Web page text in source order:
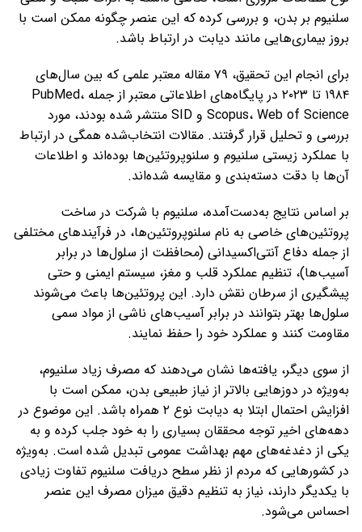
سلنیوم بر بدن، و بررسی کرده که این عنصر چگونه ممکن است با
بروز بیماری‌هایی مانند دیابت در ارتباط باشد.
برای انجام این تحقیق، ۷۹ مقاله معتبر علمی که بین سال‌های
۱۹۸۴ تا ۲۰۲۳ در پایگاه‌های اطلاعاتی معتبر از جمله PubMed،
Scopus، Web of Science و SID منتشر شده بودند، مورد
بررسی و تحلیل قرار گرفتند. مقالات انتخاب‌شده همگی در ارتباط
با عملکرد زیستی سلنیوم و سلنوپروتئین‌ها بوده‌اند و اطلاعات
آن‌ها با دقت دسته‌بندی و مقایسه شده‌اند.
بر اساس نتایج به‌دست‌آمده، سلنیوم با شرکت در ساخت
پروتئین‌های خاصی به نام سلنوپروتئین‌ها، در فرآیندهای مختلفی
از جمله دفاع آنتی‌اکسیدانی (محافظت از سلول‌ها در برابر
آسیب‌ها)، تنظیم عملکرد قلب و مغز، سیستم ایمنی و حتی
پیشگیری از سرطان نقش دارد. این پروتئین‌ها باعث می‌شوند
سلول‌ها بهتر بتوانند در برابر آسیب‌های ناشی از مواد سمی
مقاومت کنند و عملکرد خود را حفظ نمایند.
از سوی دیگر، یافته‌ها نشان می‌دهند که مصرف زیاد سلنیوم،
به‌ویژه در دوزهایی بالاتر از نیاز طبیعی بدن، ممکن است با
افزایش احتمال ابتلا به دیابت نوع ۲ همراه باشد. این موضوع در
دهه‌های اخیر توجه محققان بسیاری را به خود جلب کرده و به
یکی از دغدغه‌های مهم بهداشت عمومی تبدیل شده است. به‌ویژه
در کشورهایی که مردم از نظر سطح دریافت سلنیوم تفاوت زیادی
با یکدیگر دارند، نیاز به تنظیم دقیق میزان مصرف این عنصر
احساس می‌شود.